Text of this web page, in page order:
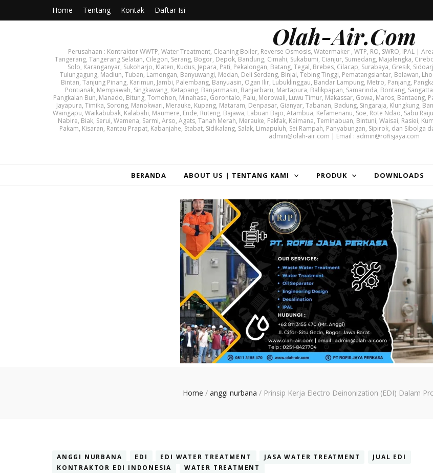
Home Tentang Kontak Daftar Isi
Olah-Air.Com
Perusahaan : Kontraktor WWTP, Water Treatment, Cleaning Boiler, Reverse Osmosis, Watermaker , WTP, RO, SWRO, IPAL |
Tangerang, Tangerang Selatan, Cilegon, Serang, Bogor, Depok, Bandung, Cimahi, Sukabumi, Cianjur, Sumedang, Majalengka,
Solo, Karanganyar, Sukoharjo, Klaten, Kudus, Jepara, Pati, Pekalongan, Batang, Tegal, Brebes, Cilacap, Surabaya, Gresik,
Tulungagung, Madiun, Tuban, Lamongan, Banyuwangi, Medan, Deli Serdang, Binjai, Tebing Tinggi, Pematangsiantar, Belawan,
Bintan, Tanjung Pinang, Karimun, Jambi, Palembang, Banyuasin, Ogan Ilir, Lubuklinggau, Bandar Lampung, Metro, Panjang,
Pontianak, Mempawah, Singkawang, Ketapang, Banjarmasin, Banjarbaru, Martapura, Balikpapan, Samarinda, Bontang,
Pangkalan Bun, Manado, Bitung, Tomohon, Minahasa, Gorontalo, Palu, Morowali, Luwu Timur, Makassar, Gowa, Maros, Bantaeng,
Jayapura, Timika, Sorong, Manokwari, Merauke, Kupang, Mataram, Denpasar, Gianyar, Tabanan, Badung, Singaraja, Klungkung,
Waingapu, Waikabubak, Kalabahi, Maumere, Ende, Ruteng, Bajawa, Labuan Bajo, Atambua, Kefamenanu, Soe, Rote Ndao, Sabu
Nabire, Biak, Serui, Wamena, Sarmi, Arso, Agats, Tanah Merah, Merauke, Fakfak, Kaimana, Teminabuan, Bintuni, Waisai, Rasiei,
Pakam, Kisaran, Rantau Prapat, Kabanjahe, Stabat, Sidikalang, Salak, Limapuluh, Sei Rampah, Panyabungan, Sipirok, dan
admin@olah-air.com | Email : admin@rofisjaya.com
BERANDA ABOUT US | TENTANG KAMI PRODUK DOWNLOADS
Home / anggi nurbana / Prinsip Kerja Electro Deinonization (EDI) Dalam
ANGGI NURBANA EDI EDI WATER TREATMENT JASA WATER TREATMENT
JUAL EDI
KONTRAKTOR EDI INDONESIA
WATER TREATMENT